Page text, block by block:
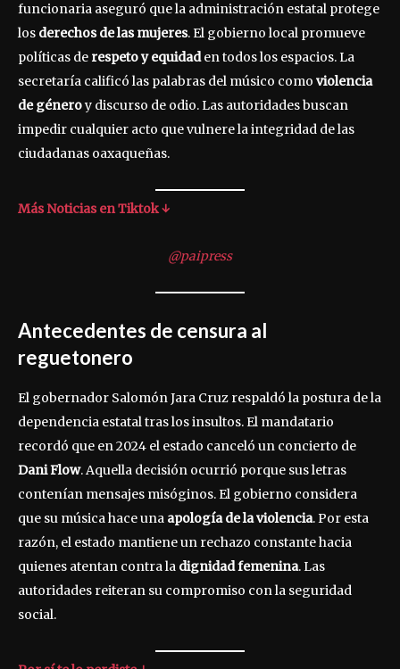
funcionaria aseguró que la administración estatal protege
los derechos de las mujeres. El gobierno local promueve
políticas de respeto y equidaden todos los espacios. La
secretaría calificó las palabras del músico como violencia
de géneroy discurso de odio. Las autoridades buscan
impedir cualquier acto que vulnere la integridad de las
ciudadanas oaxaqueñas.
Más Noticias en Tiktok ↓
@paipress
Antecedentes de censura al
reguetonero
El gobernador Salomón Jara Cruz respaldó la postura de la
dependencia estatal tras los insultos. El mandatario
recordó que en 2024 el estado canceló un concierto de
Dani Flow. Aquella decisión ocurrió porque sus letras
contenían mensajes misóginos. El gobierno considera
que su música hace una apología de la violencia. Por esta
razón, el estado mantiene un rechazo constante hacia
quienes atentan contra la dignidad femenina. Las
autoridades reiteran su compromiso con la seguridad
social.